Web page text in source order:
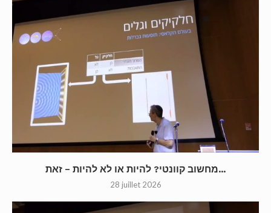
מחשוב קוונטי? להיות או לא להיות – זאת...
28 juillet 2026